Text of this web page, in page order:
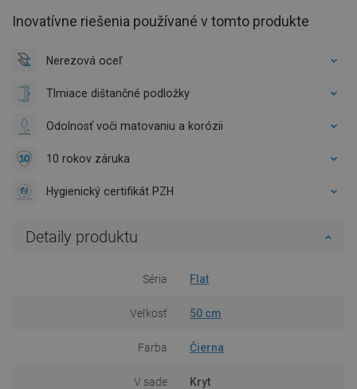
Inovatívne riešenia používané v tomto produkte
Nerezová oceľ
Tlmiace dištančné podložky
Odolnosť voči matovaniu a korózii
10 rokov záruka
Hygienický certifikát PZH
Detaily produktu
Séria Flat
Veľkosť 50 cm
Farba Čierna
V sade Kryt